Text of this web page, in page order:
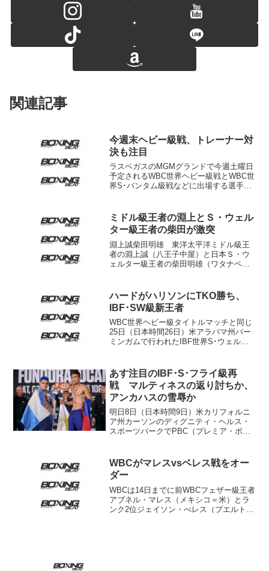
関連記事
今週末ヘビー級戦、トレーナー対
決も注目
ラスベガスのMGMグランドで今週土曜日
予定されるWBC世界ヘビー級戦とWBC世
界S･バンタム級戦などに出場する選手が
（ハイチ＝カナダ）と指名挑戦者デオン
タイ・ワイルダー...
ミドル級王者の淵上とＳ・ウェル
ター級王者の柴田が激突
淵上誠柴田明雄 東洋太平洋ミドル級王
者の淵上誠（八王子中屋）と日本Ｓ・ウ
ェルター級王者の柴田明雄（ワタナベ）
級タイトルマッチとして行われ、淵上は
初防衛戦となる。 柴田...
ハードがハリソンにTKO勝ち、
IBF･SW級新王者
WBC世界ヘビー級タイトルマッチと同じ
25日（日本時間26日）米アラバマ州バー
ミンガムで行われたIBF世界S･ウェルタ
ン（米）に9ラウンドTKO勝ち。ジャモー
ル・チ...
あす注目のIBF･S･フライ級再
戦 マルティネスの返り討ちか、
アンカハスの雪辱か
明日8日（日本時間9日）米カリフォルニ
ア州カーソンのディグニティ・ヘルス・
スポーツパークでPBC（プレミア・ボク
ライ級タイトルマッチは、王者フェルナ
ンド・マルティ...
WBCがマレスvsベレス戦をオー
ダー
WBCは14日までに前WBCフェザー級王者
アブネル・マレス（メキシコ＝米）とラ
ンク2位ジェイソン・べレス（プエルトリ